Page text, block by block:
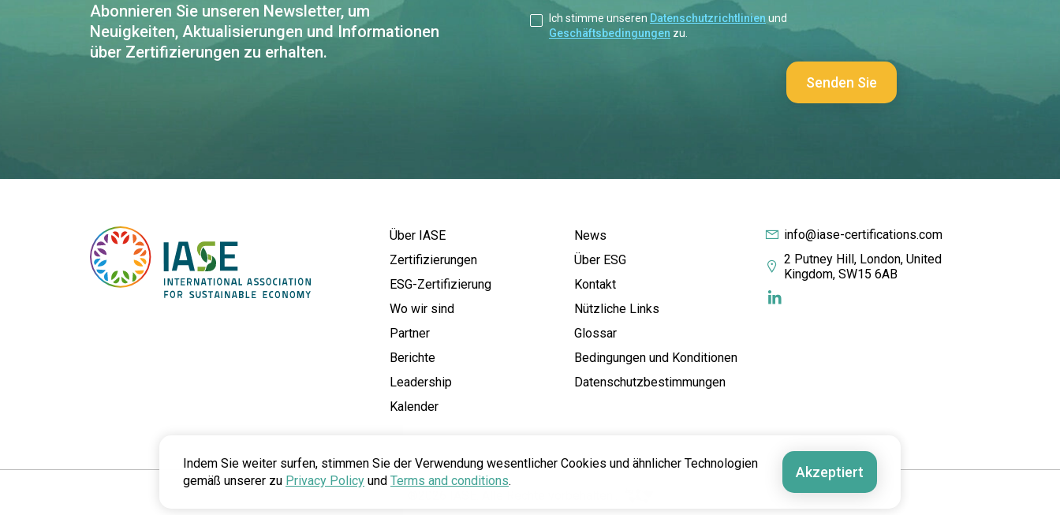
Abonnieren Sie unseren Newsletter, um
Neuigkeiten, Aktualisierungen und Informationen
über Zertifizierungen zu erhalten.
Ich stimme unseren Datenschutzrichtlinien und
Geschäftsbedingungen zu.
info@iase-certifications.com
2 Putney Hill, London, United
Kingdom, SW15 6AB
Über IASE
Zertifizierungen
ESG-Zertifizierung
Wo wir sind
Partner
Berichte
Leadership
Kalender
News
Über ESG
Kontakt
Nützliche Links
Glossar
Bedingungen und Konditionen
Datenschutzbestimmungen
Indem Sie weiter surfen, stimmen Sie der Verwendung wesentlicher Cookies und ähnlicher Technologien
gemäß unserer zu Privacy Policy und Terms and conditions. Akzeptiert